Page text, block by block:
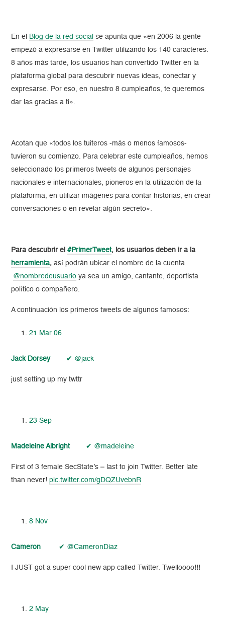
En el Blog de la red social se apunta que «en 2006 la gente
empezó a expresarse en Twitter utilizando los 140 caracteres.
8 años más tarde, los usuarios han convertido Twitter en la
plataforma global para descubrir nuevas ideas, conectar y
expresarse. Por eso, en nuestro 8 cumpleaños, te queremos
dar las gracias a ti».
Acotan que «todos los tuiteros -más o menos famosos-
tuvieron su comienzo. Para celebrar este cumpleaños, hemos
seleccionado los primeros tweets de algunos personajes
nacionales e internacionales, pioneros en la utilización de la
plataforma, en utilizar imágenes para contar historias, en crear
conversaciones o en revelar algún secreto».
Para descubrir el#PrimerTweet, los usuarios deben ir a la
herramienta, así podrán ubicar el nombre de la cuenta
@nombredeusuario ya sea un amigo, cantante, deportista
político o compañero.
A continuación los primeros tweets de algunos famosos:
21 Mar 06
Jack Dorsey✔ @jack
just setting up my twttr
23 Sep
Madeleine Albright✔ @madeleine
First of 3 female SecState’s – last to join Twitter. Better late
than never!pic.twitter.com/gDQZUvebnR
8 Nov
Cameron ✔ @CameronDiaz
I JUST got a super cool new app called Twitter. Twelloooo!!!
2 May